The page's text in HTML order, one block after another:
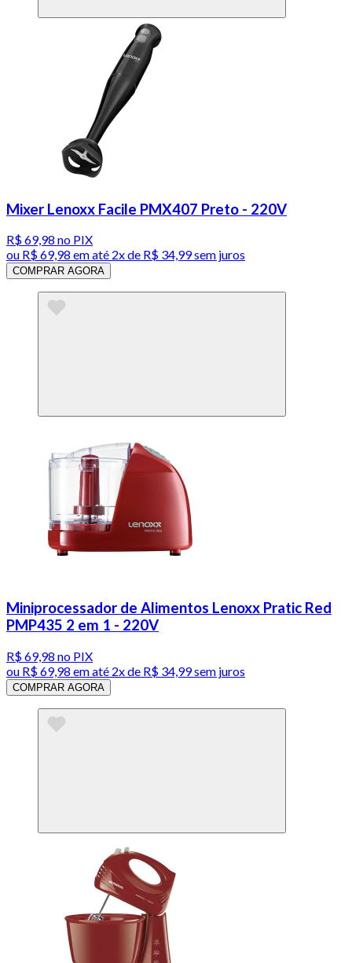
Mixer Lenoxx Facile PMX407 Preto - 220V
R$ 69,98 no PIX
ou R$ 69,98 em até 2x de R$ 34,99 sem juros
COMPRAR AGORA
Miniprocessador de Alimentos Lenoxx Pratic Red
PMP435 2 em 1 - 220V
R$ 69,98 no PIX
ou R$ 69,98 em até 2x de R$ 34,99 sem juros
COMPRAR AGORA